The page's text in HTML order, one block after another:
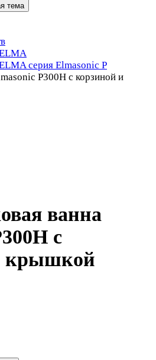
тема
серия Elmasonic P
P300H с корзиной и
ванна
с
крышкой